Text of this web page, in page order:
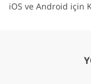
iOS ve Android için